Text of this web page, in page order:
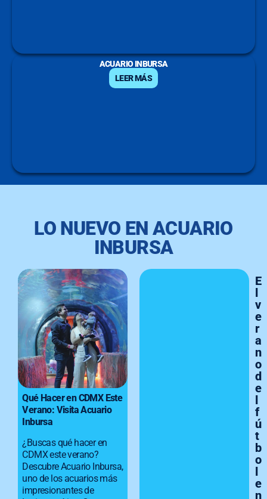
ACUARIO INBURSA
LEER MÁS
LO NUEVO EN ACUARIO
INBURSA
Qué Hacer en CDMX Este
Verano: Visita Acuario
Inbursa
¿Buscas qué hacer en
CDMX este verano?
Descubre Acuario Inbursa,
uno de los acuarios más
impresionantes de
E
l
v
e
r
a
n
o
d
e
l
f
ú
t
b
o
l
e
n